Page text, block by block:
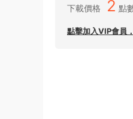
下載價格 2 點
點擊加入VIP會員